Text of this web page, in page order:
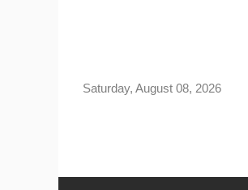
Saturday, August 08, 2026